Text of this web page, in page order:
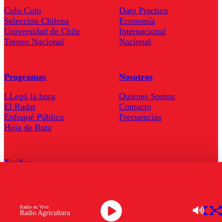
Radio Agricultura
Radio en Vivo
Colo Colo
Seleccion Chilena
Universidad de Chile
Torneo Nacional
Dato Practico
Economía
Internacional
Nacional
Programas
LLegó la hora
El Radar
Enfoqué Público
Hoja de Ruta
Nosotros
Quienes Somos
Contacto
Frecuencias
Tarifas